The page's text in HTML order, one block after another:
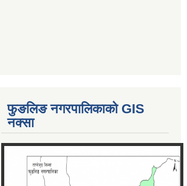
फुङलिङ नगरपालिकाको GIS
नक्सा